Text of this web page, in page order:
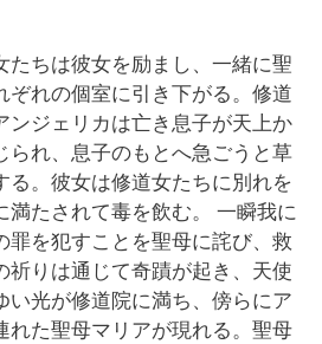
たちは彼女を励まし、一緒に聖
ぞれの個室に引き下がる。修道
ンジェリカは亡き息子が天上か
られ、息子のもとへ急ごうと草
る。彼女は修道女たちに別れを
満たされて毒を飲む。 一瞬我に
罪を犯すことを聖母に詫び、救
祈りは通じて奇蹟が起き、天使
い光が修道院に満ち、傍らにア
れた聖母マリアが現れる。聖母